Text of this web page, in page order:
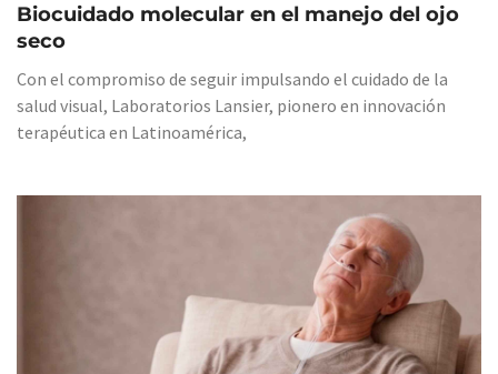
Biocuidado molecular en el manejo del ojo
seco
Con el compromiso de seguir impulsando el cuidado de la
salud visual, Laboratorios Lansier, pionero en innovación
terapéutica en Latinoamérica,